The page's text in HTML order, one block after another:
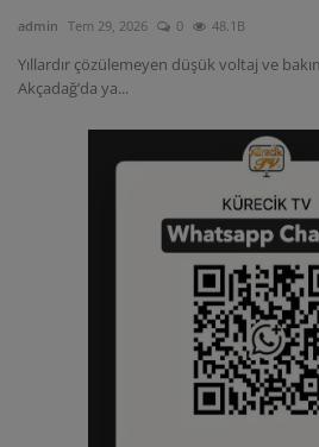
admin Tem 29, 2026 0 48.1B
Yıllardır çözülemeyen düşük voltaj ve
Akçadağ’da ya...